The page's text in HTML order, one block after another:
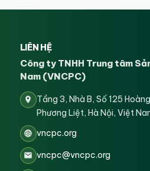
LIÊN HỆ
Công ty TNHH Trung tâm
Nam (VNCPC)
Tầng 3, Nhà B, Số 125
Phương Liệt, Hà Nội, Việt
vncpc.org
vncpc@vncpc.org